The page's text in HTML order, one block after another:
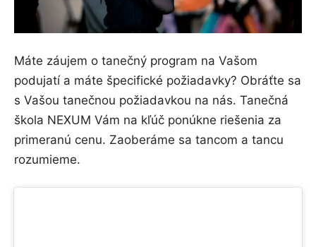
Máte záujem o tanečný program na Vašom
podujatí a máte špecifické požiadavky? Obráťte sa
s Vašou tanečnou požiadavkou na nás. Tanečná
škola NEXUM Vám na kľúč ponúkne riešenia za
primeranú cenu. Zaoberáme sa tancom a tancu
rozumieme.